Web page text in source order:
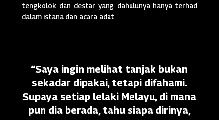
tengkolok dan destar yang dahulunya hanya terhad
dalam istana dan acara adat.
“Saya ingin melihat tanjak bukan
sekadar dipakai, tetapi difahami.
Supaya setiap lelaki Melayu, di mana
pun dia berada, tahu siapa dirinya,